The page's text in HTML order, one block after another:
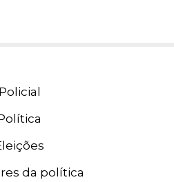
Policial
da política